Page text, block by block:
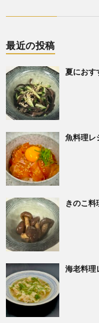
最近の投稿
夏におす
魚料理レ
きのこ料
海老料理